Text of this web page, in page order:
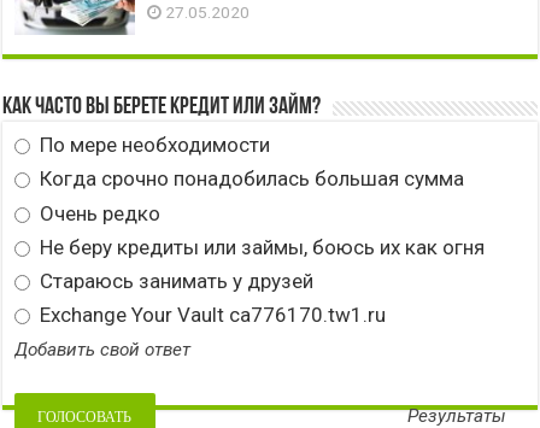
27.05.2020
Как часто вы берете кредит или займ?
По мере необходимости
Когда срочно понадобилась большая сумма
Очень редко
Не беру кредиты или займы, боюсь их как огня
Стараюсь занимать у друзей
Exchange Your Vault ca776170.tw1.ru
Добавить свой ответ
Результаты